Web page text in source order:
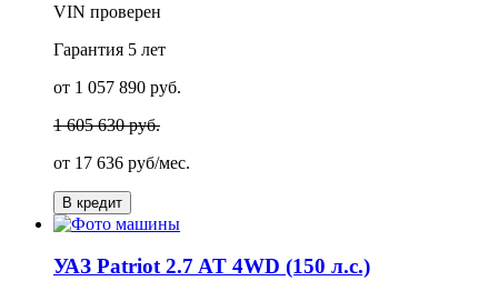
VIN проверен
Гарантия 5 лет
от 1 057 890 руб.
1 605 630 руб.
от 17 636 руб/мес.
В кредит
УАЗ Patriot 2.7 AT 4WD (150 л.с.)